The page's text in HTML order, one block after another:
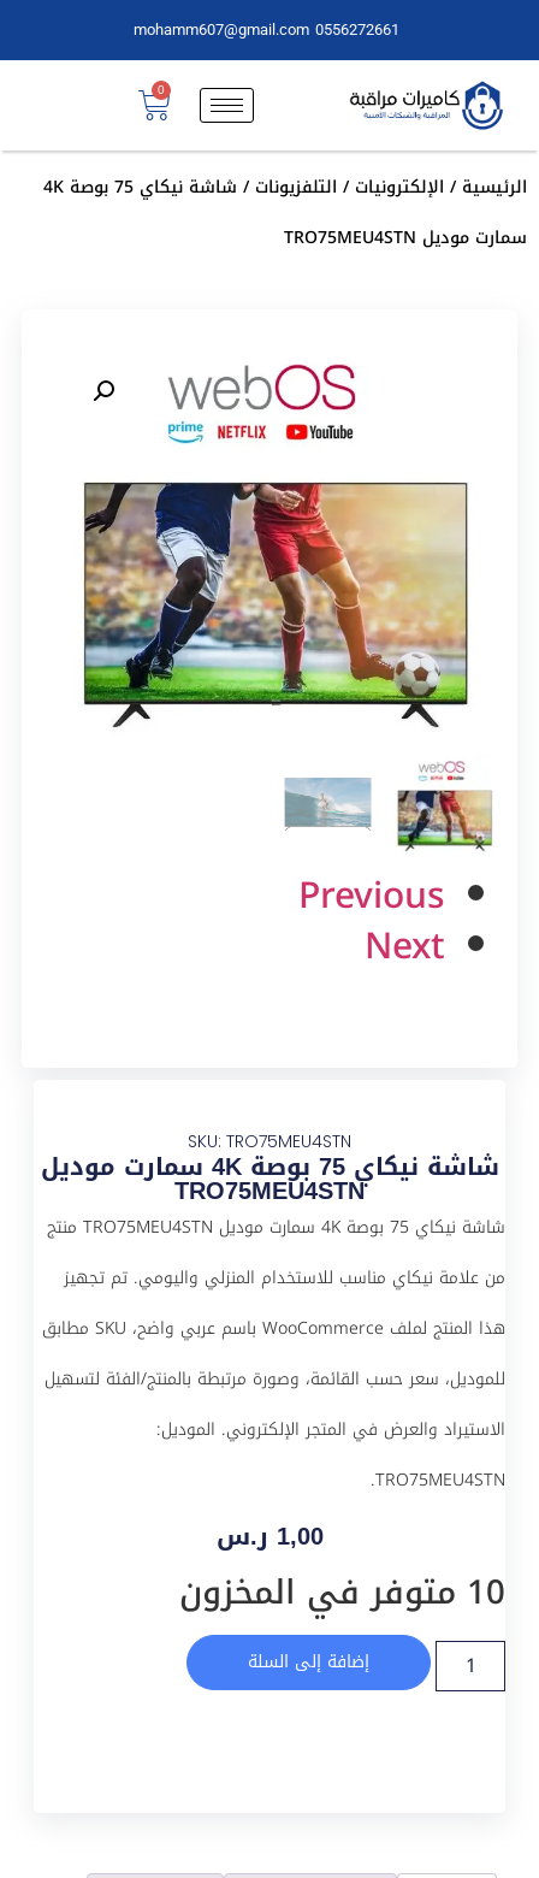
0556272661
mohamm607@gmail.com
0
الرئيسية/ الإلكترونيات/ التلفزيونات
/ شاشة نيكاي 75 بوصة 4K
سمارت موديل TRO75MEU4STN
Previous
Next
SKU: TRO75MEU4STN
شاشة نيكاي 75 بوصة 4K سمارت موديل
TRO75MEU4STN
شاشة نيكاي 75 بوصة 4K سمارت موديل TRO75MEU4STN منتج
من علامة نيكاي مناسب للاستخدام المنزلي واليومي. تم تجهيز
هذا المنتج لملف WooCommerce باسم عربي واضح، SKU مطابق
للموديل، سعر حسب القائمة، وصورة مرتبطة بالمنتج/الفئة لتسهيل
الاستيراد والعرض في المتجر الإلكتروني. الموديل:
TRO75MEU4STN.
1,00 ر.س
10 متوفر في المخزون
إضافة إلى السلة